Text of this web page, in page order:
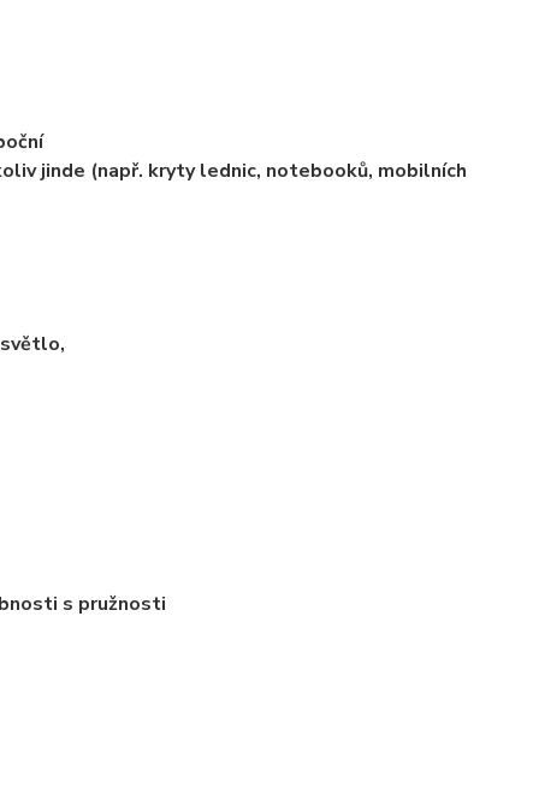
jinde (např. kryty lednic, notebooků, mobilních
s pružnosti